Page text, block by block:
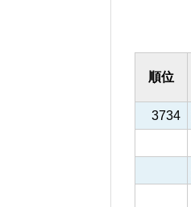
順位
3734